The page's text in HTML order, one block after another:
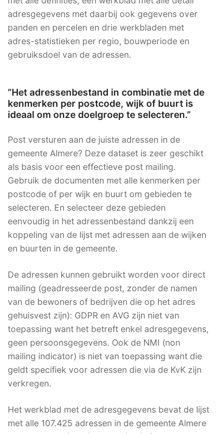
adresgegevens met daarbij ook gegevens over
panden en percelen en drie werkbladen met
adres-statistieken per regio, bouwperiode en
gebruiksdoel van de adressen.
“Het adressenbestand in combinatie met de
kenmerken per postcode, wijk of buurt is
ideaal om onze doelgroep te selecteren.”
Post versturen aan de juiste adressen in de
gemeente Almere? Deze dataset is zeer geschikt
als basis voor een effectieve post mailing.
Gebruik de documenten met alle kenmerken per
postcode of per wijk en buurt om gebieden te
selecteren. En selecteer deze gebieden
eenvoudig in het adressenbestand dankzij een
koppeling van de lijst met adressen aan de wijken
en buurten in de gemeente.
De adressen kunnen gebruikt worden voor direct
mailing (geadresseerde post, zonder de namen
van de bewoners of bedrijven die op het adres
gehuisvest zijn): GDPR en AVG zijn niet van
toepassing want het betreft enkel adresgegevens,
geen persoonsgegevens. Ook de NMI (non
mailing indicator) is niet van toepassing want die
geldt specifiek voor adressen die via de KvK zijn
verkregen.
Het werkblad met de adresgegevens bevat de lijst
met alle 107.425 adressen in de gemeente Almere